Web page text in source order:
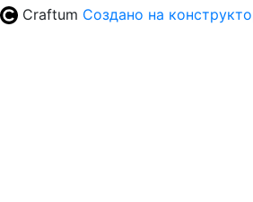
Craftum Создано на